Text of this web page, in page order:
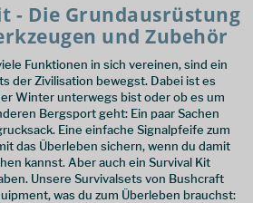
- Die Grundausrüstung
und Zubehör
Funktionen in sich vereinen, sind ein
der Zivilisation bewegst. Dabei ist es
Winter unterwegs bist oder ob es um
Bergsport geht: Ein paar Sachen
Eine einfache Signalpfeife zum
das Überleben sichern, wenn du damit
kannst. Aber auch ein Survival Kit
Unsere Survivalsets von Bushcraft
was du zum Überleben brauchst: